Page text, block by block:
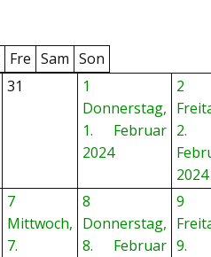
Fre Sam Son
31
1
Donnerstag,
1. Februar
2024
2
2.
2024
7
Mittwoch,
7.
8
Donnerstag,
8. Februar
9
9.